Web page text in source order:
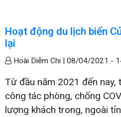
Hoạt động du lịch biển
lại
Hoài Diễm Chi | 08/04/2021 -
Từ đầu năm 2021 đến nay,
công tác phòng, chống
lượng khách trong, ngoài